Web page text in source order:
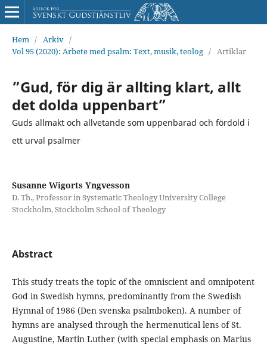
Hem / Arkiv /
Vol 95 (2020): Arbete med psalm: Text, musik, teolog / Artiklar
”Gud, för dig är allting klart, allt
det dolda uppenbart”
Guds allmakt och allvetande som uppenbarad och fördold i
ett urval psalmer
Susanne Wigorts Yngvesson
D. Th., Professor in Systematic Theology University College
Stockholm, Stockholm School of Theology
Abstract
This study treats the topic of the omniscient and omnipotent
God in Swedish hymns, predominantly from the Swedish
Hymnal of 1986 (Den svenska psalmboken). A number of
hymns are analysed through the hermenutical lens of St.
Augustine, Martin Luther (with special emphasis on Marius